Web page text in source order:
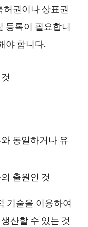
허권이나 상표권
등록이 필요합니
야 합니다.
동일하거나 유
출원인 것
기술을 이용하여
산할 수 있는 것